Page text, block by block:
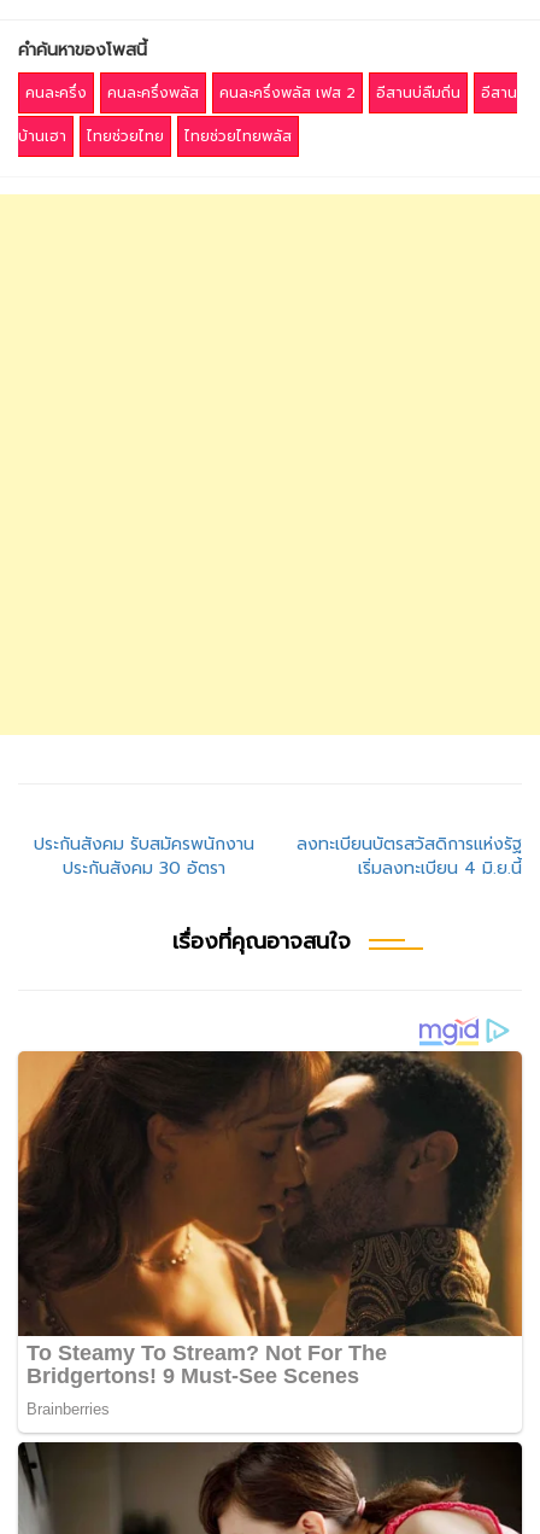
คำค้นหาของโพสนี้
คนละครึ่ง คนละครึ่งพลัส คนละครึ่งพลัส เฟส 2 อีสานบ่ลืมถิ่น
อีสาน
บ้านเฮา
ไทยช่วยไทย ไทยช่วยไทยพลัส
แนะแนว
เรื่อง
ประกันสังคม รับสมัครพนักงาน
ประกันสังคม 30 อัตรา
ลงทะเบียนบัตรสวัสดิการแห่งรัฐ
เริ่มลงทะเบียน 4 มิ.ย.นี้
เรื่องที่คุณอาจสนใจ